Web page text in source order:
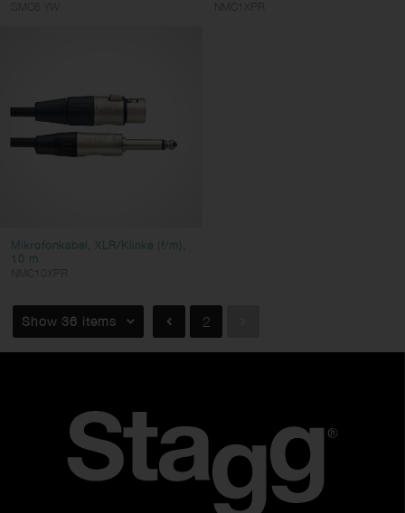
Mikrofonkabel, XLR/Klinke (f/m),
10 m
Show 36 items 2